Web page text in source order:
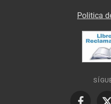
Politica